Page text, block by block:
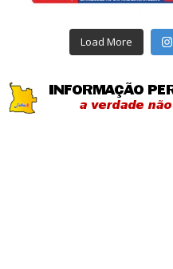
Load More